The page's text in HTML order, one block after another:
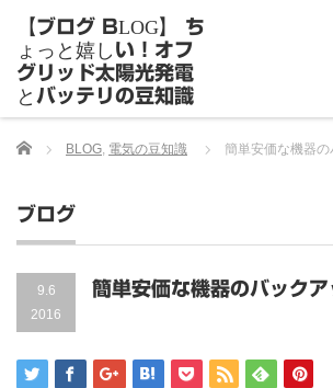
Home BLOG, 電気の豆知識 簡単安価な機器
ブログ
9.6
2016
簡単安価な機器のバック